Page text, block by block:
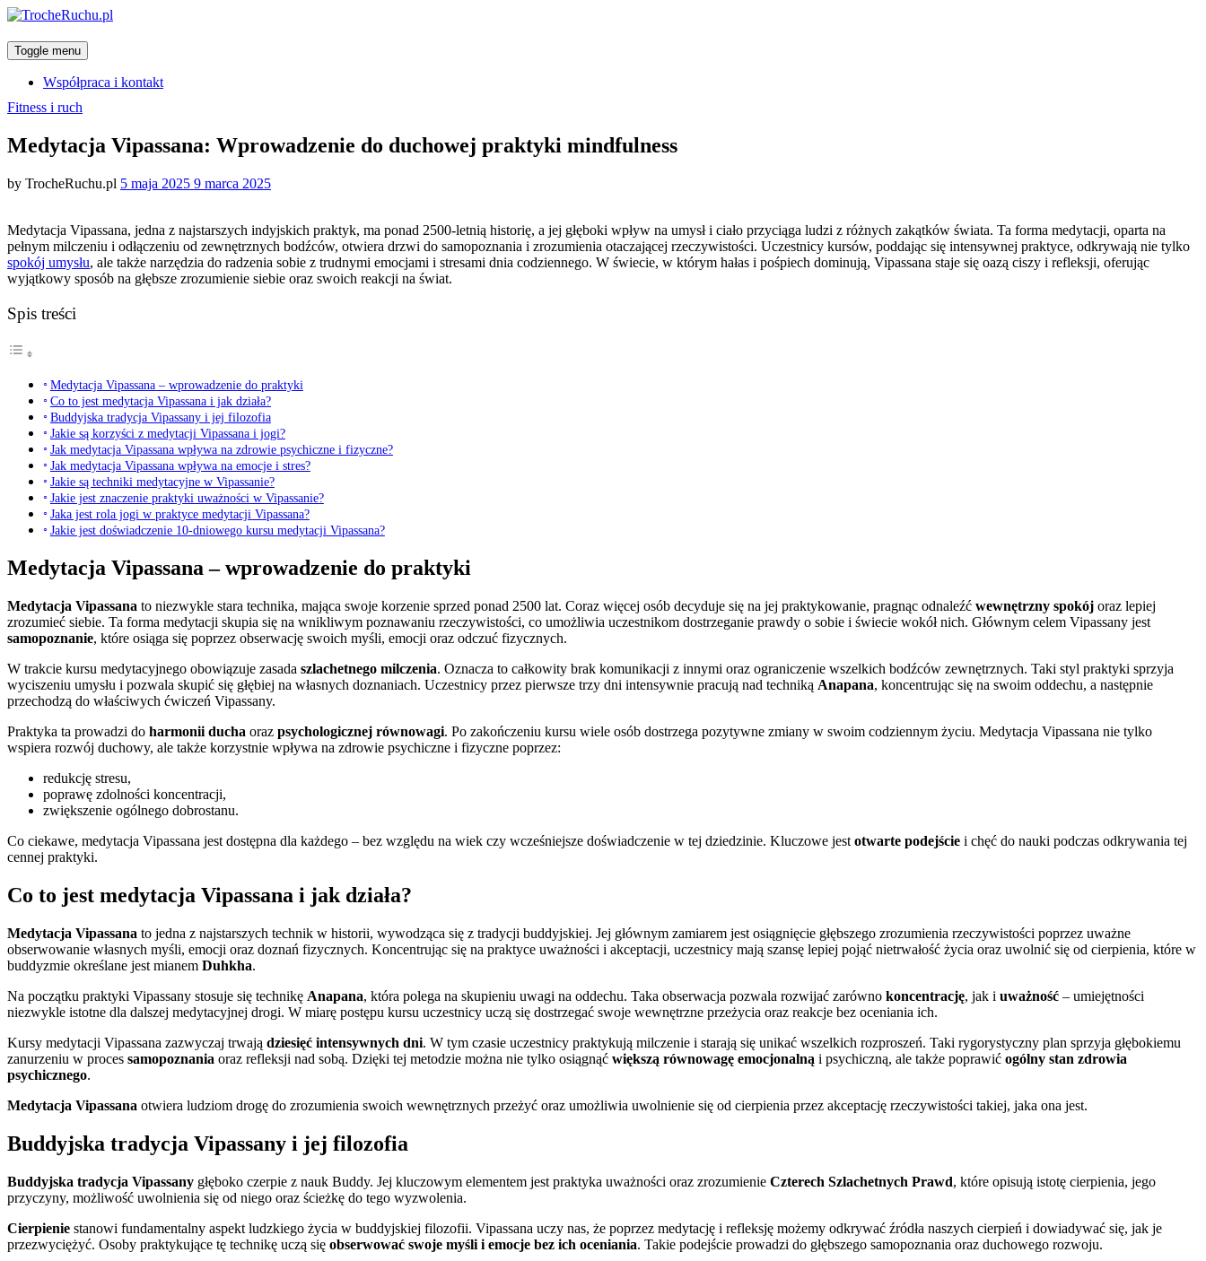
Toggle menu
Współpraca i kontakt
Categories
Fitness i ruch
Medytacja Vipassana: Wprowadzenie do duchowej praktyki mindfulness
by TrocheRuchu.pl Posted
5 maja 2025 9 marca 2025
Medytacja Vipassana, jedna z najstarszych indyjskich praktyk, ma ponad 2500-letnią historię, a jej głęboki wpływ na umysł i ciało przyciąga ludzi z różnych zakątków świata. Ta forma medytacji, oparta na
pełnym milczeniu i odłączeniu od zewnętrznych bodźców, otwiera drzwi do samopoznania i zrozumienia otaczającej rzeczywistości. Uczestnicy kursów, poddając się intensywnej praktyce, odkrywają nie tylko
spokój umysłu, ale także narzędzia do radzenia sobie z trudnymi emocjami i stresami dnia codziennego. W świecie, w którym hałas i pośpiech dominują, Vipassana staje się oazą ciszy i refleksji, oferując
wyjątkowy sposób na głębsze zrozumienie siebie oraz swoich reakcji na świat.
Spis treści
Medytacja Vipassana – wprowadzenie do praktyki
Co to jest medytacja Vipassana i jak działa?
Buddyjska tradycja Vipassany i jej filozofia
Jakie są korzyści z medytacji Vipassana i jogi?
Jak medytacja Vipassana wpływa na zdrowie psychiczne i fizyczne?
Jak medytacja Vipassana wpływa na emocje i stres?
Jakie są techniki medytacyjne w Vipassanie?
Jakie jest znaczenie praktyki uważności w Vipassanie?
Jaka jest rola jogi w praktyce medytacji Vipassana?
Jakie jest doświadczenie 10-dniowego kursu medytacji Vipassana?
Medytacja Vipassana – wprowadzenie do praktyki
Medytacja Vipassana to niezwykle stara technika, mająca swoje korzenie sprzed ponad 2500 lat. Coraz więcej osób decyduje się na jej praktykowanie, pragnąc odnaleźć wewnętrzny spokój oraz lepiej
zrozumieć siebie. Ta forma medytacji skupia się na wnikliwym poznawaniu rzeczywistości, co umożliwia uczestnikom dostrzeganie prawdy o sobie i świecie wokół nich. Głównym celem Vipassany jest
samopoznanie, które osiąga się poprzez obserwację swoich myśli, emocji oraz odczuć fizycznych.
W trakcie kursu medytacyjnego obowiązuje zasada szlachetnego milczenia. Oznacza to całkowity brak komunikacji z innymi oraz ograniczenie wszelkich bodźców zewnętrznych. Taki styl praktyki sprzyja
wyciszeniu umysłu i pozwala skupić się głębiej na własnych doznaniach. Uczestnicy przez pierwsze trzy dni intensywnie pracują nad techniką Anapana, koncentrując się na swoim oddechu, a następnie
przechodzą do właściwych ćwiczeń Vipassany.
Praktyka ta prowadzi do harmonii ducha oraz psychologicznej równowagi. Po zakończeniu kursu wiele osób dostrzega pozytywne zmiany w swoim codziennym życiu. Medytacja Vipassana nie tylko
wspiera rozwój duchowy, ale także korzystnie wpływa na zdrowie psychiczne i fizyczne poprzez:
redukcję stresu,
poprawę zdolności koncentracji,
zwiększenie ogólnego dobrostanu.
Co ciekawe, medytacja Vipassana jest dostępna dla każdego – bez względu na wiek czy wcześniejsze doświadczenie w tej dziedzinie. Kluczowe jest otwarte podejście i chęć do nauki podczas odkrywania tej
cennej praktyki.
Co to jest medytacja Vipassana i jak działa?
Medytacja Vipassana to jedna z najstarszych technik w historii, wywodząca się z tradycji buddyjskiej. Jej głównym zamiarem jest osiągnięcie głębszego zrozumienia rzeczywistości poprzez uważne
obserwowanie własnych myśli, emocji oraz doznań fizycznych. Koncentrując się na praktyce uważności i akceptacji, uczestnicy mają szansę lepiej pojąć nietrwałość życia oraz uwolnić się od cierpienia, które w
buddyzmie określane jest mianem Duhkha.
Na początku praktyki Vipassany stosuje się technikę Anapana, która polega na skupieniu uwagi na oddechu. Taka obserwacja pozwala rozwijać zarówno koncentrację, jak i uważność – umiejętności
niezwykle istotne dla dalszej medytacyjnej drogi. W miarę postępu kursu uczestnicy uczą się dostrzegać swoje wewnętrzne przeżycia oraz reakcje bez oceniania ich.
Kursy medytacji Vipassana zazwyczaj trwają dziesięć intensywnych dni. W tym czasie uczestnicy praktykują milczenie i starają się unikać wszelkich rozproszeń. Taki rygorystyczny plan sprzyja głębokiemu
zanurzeniu w proces samopoznania oraz refleksji nad sobą. Dzięki tej metodzie można nie tylko osiągnąć większą równowagę emocjonalną i psychiczną, ale także poprawić ogólny stan zdrowia
psychicznego.
Medytacja Vipassana otwiera ludziom drogę do zrozumienia swoich wewnętrznych przeżyć oraz umożliwia uwolnienie się od cierpienia przez akceptację rzeczywistości takiej, jaka ona jest.
Buddyjska tradycja Vipassany i jej filozofia
Buddyjska tradycja Vipassany głęboko czerpie z nauk Buddy. Jej kluczowym elementem jest praktyka uważności oraz zrozumienie Czterech Szlachetnych Prawd, które opisują istotę cierpienia, jego
przyczyny, możliwość uwolnienia się od niego oraz ścieżkę do tego wyzwolenia.
Cierpienie stanowi fundamentalny aspekt ludzkiego życia w buddyjskiej filozofii. Vipassana uczy nas, że poprzez medytację i refleksję możemy odkrywać źródła naszych cierpień i dowiadywać się, jak je
przezwyciężyć. Osoby praktykujące tę technikę uczą się obserwować swoje myśli i emocje bez ich oceniania. Takie podejście prowadzi do głębszego samopoznania oraz duchowego rozwoju.